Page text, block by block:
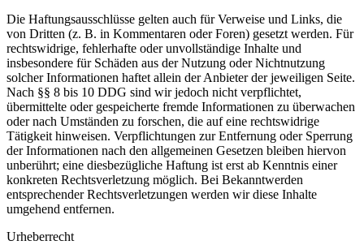
Die Haftungsausschlüsse gelten auch für Verweise und Links, die
von Dritten (z. B. in Kommentaren oder Foren) gesetzt werden. Für
rechtswidrige, fehlerhafte oder unvollständige Inhalte und
insbesondere für Schäden aus der Nutzung oder Nichtnutzung
solcher Informationen haftet allein der Anbieter der jeweiligen Seite.
Nach §§ 8 bis 10 DDG sind wir jedoch nicht verpflichtet,
übermittelte oder gespeicherte fremde Informationen zu überwachen
oder nach Umständen zu forschen, die auf eine rechtswidrige
Tätigkeit hinweisen. Verpflichtungen zur Entfernung oder Sperrung
der Informationen nach den allgemeinen Gesetzen bleiben hiervon
unberührt; eine diesbezügliche Haftung ist erst ab Kenntnis einer
konkreten Rechtsverletzung möglich. Bei Bekanntwerden
entsprechender Rechtsverletzungen werden wir diese Inhalte
umgehend entfernen.
Urheberrecht